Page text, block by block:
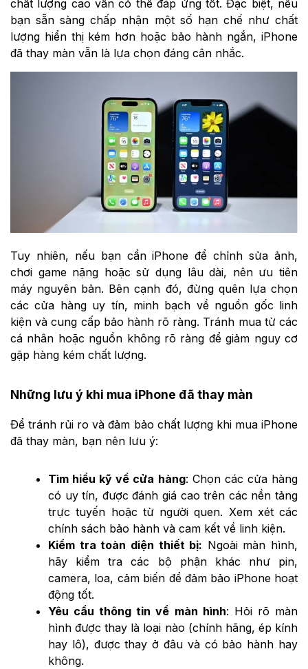
chất lượng cao vẫn có thể đáp ứng tốt. Đặc biệt, nếu
bạn sẵn sàng chấp nhận một số hạn chế như chất
lượng hiển thị kém hơn hoặc bảo hành ngắn, iPhone
đã thay màn vẫn là lựa chọn đáng cân nhắc.
Tuy nhiên, nếu bạn cần iPhone để chỉnh sửa ảnh,
chơi game nặng hoặc sử dụng lâu dài, nên ưu tiên
máy nguyên bản. Bên cạnh đó, đừng quên lựa chọn
các cửa hàng uy tín, minh bạch về nguồn gốc linh
kiện và cung cấp bảo hành rõ ràng. Tránh mua từ các
cá nhân hoặc nguồn không rõ ràng để giảm nguy cơ
gặp hàng kém chất lượng.
Những lưu ý khi mua iPhone đã thay màn
Để tránh rủi ro và đảm bảo chất lượng khi mua iPhone
đã thay màn, bạn nên lưu ý:
Tìm hiểu kỹ về cửa hàng: Chọn các cửa hàng
có uy tín, được đánh giá cao trên các nền tảng
trực tuyến hoặc từ người quen. Xem xét các
chính sách bảo hành và cam kết về linh kiện.
Kiểm tra toàn diện thiết bị: Ngoài màn hình,
hãy kiểm tra các bộ phận khác như pin,
camera, loa, cảm biến để đảm bảo iPhone hoạt
động tốt.
Yêu cầu thông tin về màn hình: Hỏi rõ màn
hình được thay là loại nào (chính hãng, ép kính
hay lô), được thay ở đâu và có bảo hành hay
không.